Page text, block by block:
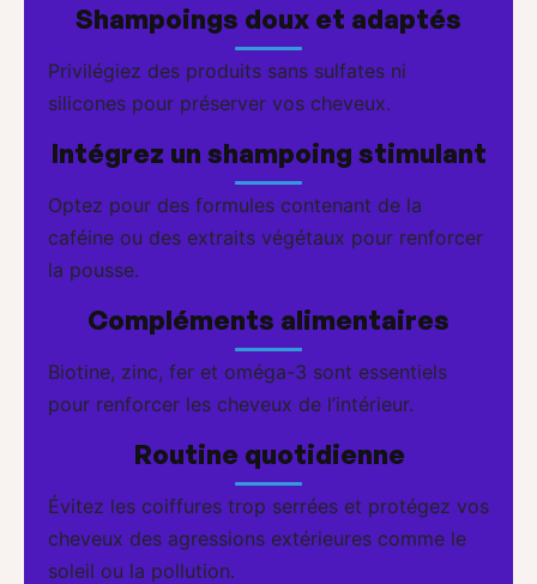
Shampoings doux et adaptés
Privilégiez des produits sans sulfates ni
silicones pour préserver vos cheveux.
Intégrez un shampoing stimulant
Optez pour des formules contenant de la
caféine ou des extraits végétaux pour renforcer
la pousse.
Compléments alimentaires
Biotine, zinc, fer et oméga-3 sont essentiels
pour renforcer les cheveux de l’intérieur.
Routine quotidienne
Évitez les coiffures trop serrées et protégez vos
cheveux des agressions extérieures comme le
soleil ou la pollution.